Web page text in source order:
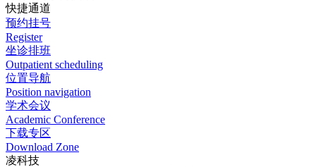
快捷通道
预约挂号
Register
坐诊排班
Outpatient scheduling
位置导航
Position navigation
学术会议
Academic Conference
下载专区
Download Zone
凌科技